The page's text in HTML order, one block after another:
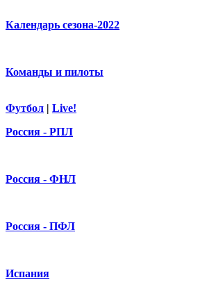
Календарь сезона-2022
Команды и пилоты
Футбол | Live!
Россия - РПЛ
Россия - ФНЛ
Россия - ПФЛ
Испания